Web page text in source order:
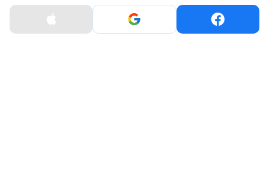
80%быстрее):
- Radeon Pro
555X
памяти GDDR5;